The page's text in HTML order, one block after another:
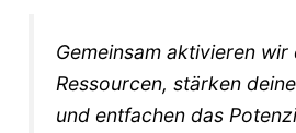
Gemeinsam aktivieren wir
Ressourcen, stärken
und entfachen das